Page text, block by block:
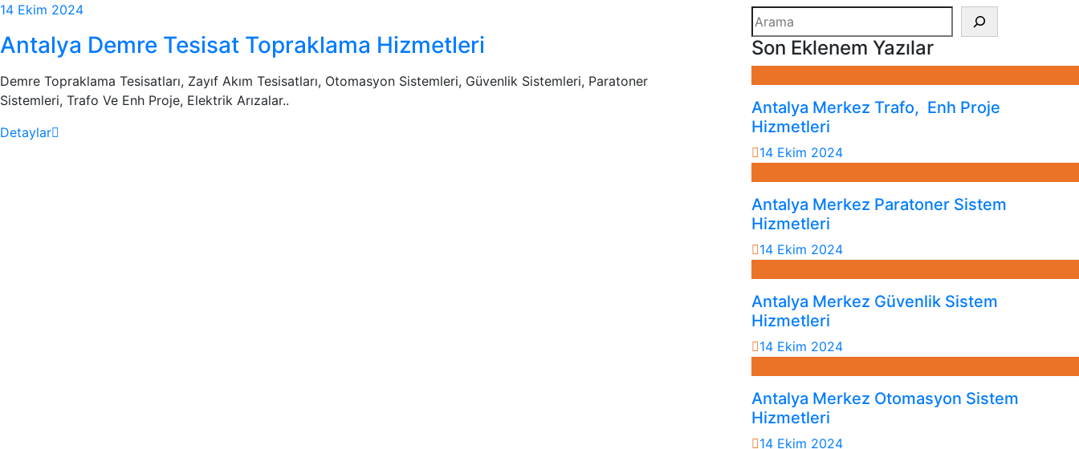
14 Ekim 2024
Antalya Demre Tesisat Topraklama Hizmetleri
Demre Topraklama Tesisatları, Zayıf Akım Tesisatları, Otomasyon Sistemleri, Güvenlik Sistemleri, Paratoner
Sistemleri, Trafo Ve Enh Proje, Elektrik Arızalar..
Detaylar
Son Eklenem Yazılar
Antalya Merkez Trafo, Enh Proje
Hizmetleri
14 Ekim 2024
Antalya Merkez Paratoner Sistem
Hizmetleri
14 Ekim 2024
Antalya Merkez Güvenlik Sistem
Hizmetleri
14 Ekim 2024
Antalya Merkez Otomasyon Sistem
Hizmetleri
14 Ekim 2024